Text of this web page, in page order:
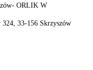
ORLIK W
33-156 Skrzyszów